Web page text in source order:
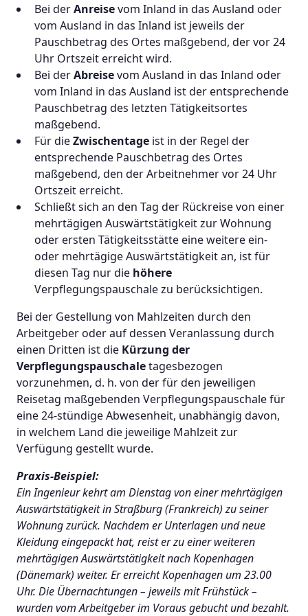
Bei derAnreisevom Inland in das Ausland oder
vom Ausland in das Inland ist jeweils der
Pauschbetrag des Ortes maßgebend, der vor 24
Uhr Ortszeit erreicht wird.
Bei derAbreisevom Ausland in das Inland oder
vom Inland in das Ausland ist der entsprechende
Pauschbetrag des letzten Tätigkeitsortes
maßgebend.
Für dieZwischentage ist in der Regel der
entsprechende Pauschbetrag des Ortes
maßgebend, den der Arbeitnehmer vor 24 Uhr
Ortszeit erreicht.
Schließt sich an den Tag der Rückreise von einer
mehrtägigen Auswärtstätigkeit zur Wohnung
oder ersten Tätigkeitsstätte eine weitere ein-
oder mehrtägige Auswärtstätigkeit an, ist für
diesen Tag nur die höhere
Verpflegungspauschale zu berücksichtigen.
Bei der Gestellung von Mahlzeiten durch den
Arbeitgeber oder auf dessen Veranlassung durch
einen Dritten ist die Kürzung der
Verpflegungspauschaletagesbezogen
vorzunehmen, d. h. von der für den jeweiligen
Reisetag maßgebenden Verpflegungspauschale für
eine 24-stündige Abwesenheit, unabhängig davon,
in welchem Land die jeweilige Mahlzeit zur
Verfügung gestellt wurde.
Praxis-Beispiel:
Ein Ingenieur kehrt am Dienstag von einer mehrtägigen
Auswärtstätigkeit in Straßburg (Frankreich) zu seiner
Wohnung zurück. Nachdem er Unterlagen und neue
Kleidung eingepackt hat, reist er zu einer weiteren
mehrtägigen Auswärtstätigkeit nach Kopenhagen
(Dänemark) weiter. Er erreicht Kopenhagen um 23.00
Uhr. Die Übernachtungen – jeweils mit Frühstück –
wurden vom Arbeitgeber im Voraus gebucht und bezahlt.